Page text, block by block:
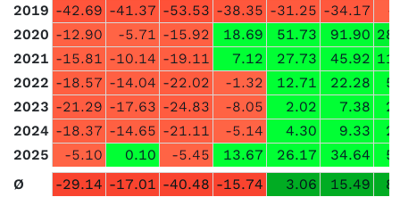
2019 -42.69 -41.37 -53.53 -38.35 -31.25 -34.17
-
2020 -12.90 -5.71 -15.92 18.69 51.73 91.90
2021 -15.81 -10.14 -19.11 7.12 27.73 45.92
2022 -18.57 -14.04 -22.02 -1.32 12.71 22.28
2023 -21.29 -17.63 -24.83 -8.05 2.02 7.38
2024 -18.37 -14.65 -21.11 -5.14 4.30 9.33
2025
-5.10 0.10 -5.45 13.67 26.17 34.64
Ø
-29.14 -17.01 -40.48 -15.74 3.06 15.49